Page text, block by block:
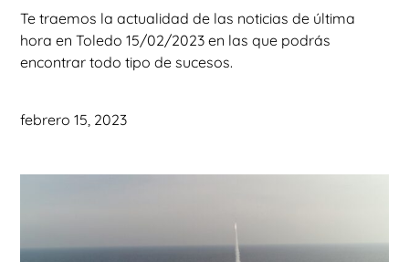
Te traemos la actualidad de las noticias de última
hora en Toledo 15/02/2023 en las que podrás
encontrar todo tipo de sucesos.
febrero 15, 2023